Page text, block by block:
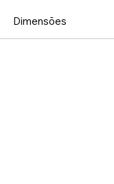
Dimensões